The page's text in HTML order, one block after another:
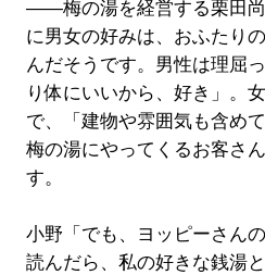
――梅の湯を経営する栗田尚
に男女の好みは、おふたり
んだそうです。男性は理屈
り体にいいから、好き」。
で、「建物や雰囲気も含め
梅の湯にやってくるお客さ
す。
小野「でも、ヨッピーさん
読んだら、私の好きな銭湯